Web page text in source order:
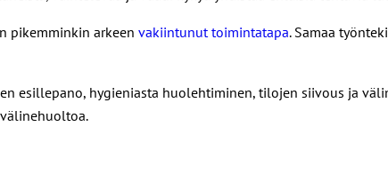
pikemminkin arkeen vakiintunut toimintatapa. Samaa
esillepano, hygieniasta huolehtiminen, tilojen siivous ja